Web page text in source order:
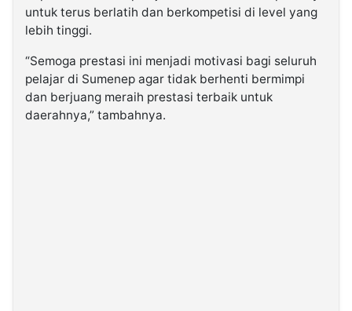
untuk terus berlatih dan berkompetisi di level yang
lebih tinggi.
“Semoga prestasi ini menjadi motivasi bagi seluruh
pelajar di Sumenep agar tidak berhenti bermimpi
dan berjuang meraih prestasi terbaik untuk
daerahnya,” tambahnya.